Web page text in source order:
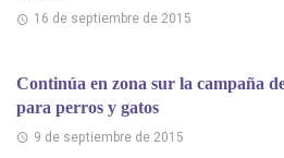
16 de septiembre de 2015
Continúa en zona sur la campaña
para perros y gatos
9 de septiembre de 2015